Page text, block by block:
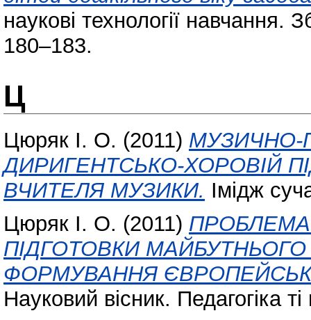
наукові технології
180–183.
Ц
Цюряк І. О. (2011) МУЗИЧНО-
ДИРИГЕНТСЬКО-ХОРОВІЙ
ВЧИТЕЛЯ МУЗИКИ. Імідж
Цюряк І. О. (2011)
ПІДГОТОВКИ
ФОРМУВАННЯ
Науковий вісник. Педагогіка